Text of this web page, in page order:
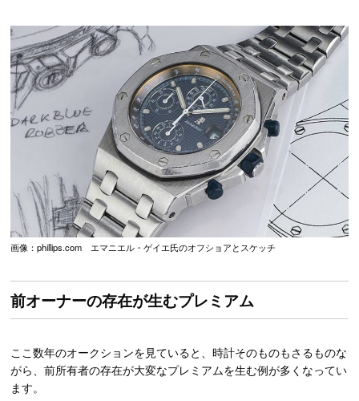
画像：phillips.com エマニエル・ゲイエ氏のオフショアとスケッチ
前オーナーの存在が生むプレミアム
ここ数年のオークションを見ていると、時計そのものもさるものな
がら、前所有者の存在が大変なプレミアムを生む例が多くなってい
ます。